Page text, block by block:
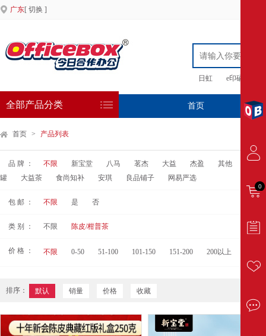
广东[ 切换 ]
日虹 e印硒鼓
全部产品分类 首页 专
首页 > 产品列表
品 牌 ： 不限 新宝堂 八马 茗杰 大益 杰盈 其他
罐
大益茶 食尚知补 安琪 良品铺子 网易严选
包 邮 ： 不限 是 否
类 别 ： 不限 陈皮/柑普茶
价 格 ： 不限 0-50 51-100 101-150 151-200 200以上
排序： 默认 销量 价格 收藏
0